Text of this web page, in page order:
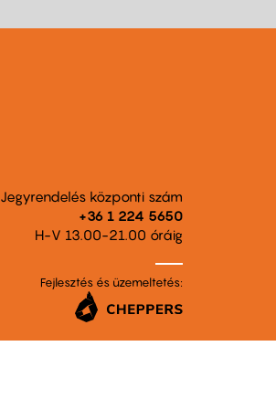
Jegyrendelés központi szám
+36 1 224 5650
H-V 13.00-21.00 óráig
Fejlesztés és üzemeltetés: